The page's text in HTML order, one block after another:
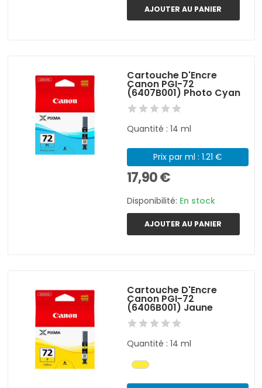
AJOUTER AU PANIER
Cartouche D'Encre
Canon PGI-72
(6407B001) Photo Cyan
Quantité : 14 ml
Prix par ml : 1.21 €
17,90 €
Disponibilité: En stock
AJOUTER AU PANIER
Cartouche D'Encre
Canon PGI-72
(6406B001) Jaune
Quantité : 14 ml